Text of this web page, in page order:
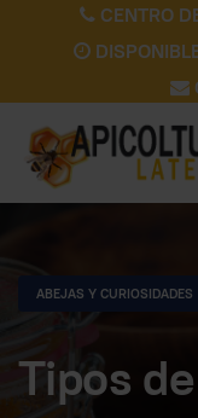
CENTRO
ABEJAS Y CURIOSIDADES
Tipos